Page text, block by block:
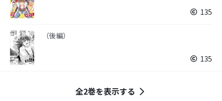
135
（後編）
135
全2巻を表示する